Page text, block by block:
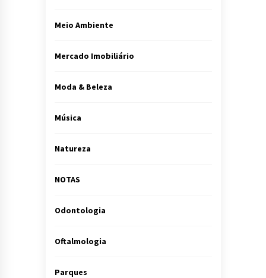
Meio Ambiente
Mercado Imobiliário
Moda & Beleza
Música
Natureza
NOTAS
Odontologia
Oftalmologia
Parques